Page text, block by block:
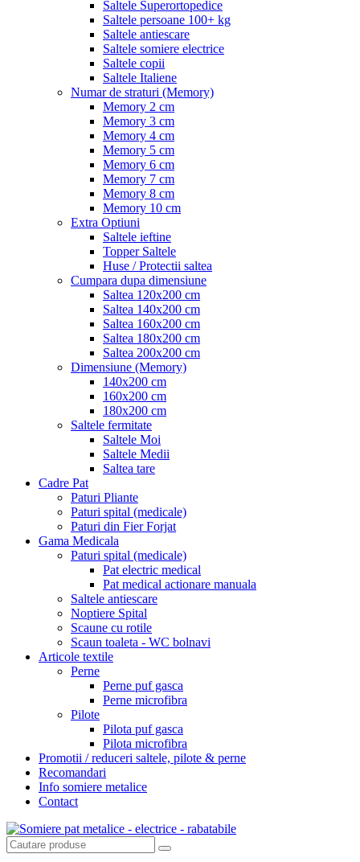
Saltele Superortopedice
Saltele persoane 100+ kg
Saltele antiescare
Saltele somiere electrice
Saltele copii
Saltele Italiene
Numar de straturi (Memory)
Memory 2 cm
Memory 3 cm
Memory 4 cm
Memory 5 cm
Memory 6 cm
Memory 7 cm
Memory 8 cm
Memory 10 cm
Extra Optiuni
Saltele ieftine
Topper Saltele
Huse / Protectii saltea
Cumpara dupa dimensiune
Saltea 120x200 cm
Saltea 140x200 cm
Saltea 160x200 cm
Saltea 180x200 cm
Saltea 200x200 cm
Dimensiune (Memory)
140x200 cm
160x200 cm
180x200 cm
Saltele fermitate
Saltele Moi
Saltele Medii
Saltea tare
Cadre Pat
Paturi Pliante
Paturi spital (medicale)
Paturi din Fier Forjat
Gama Medicala
Paturi spital (medicale)
Pat electric medical
Pat medical actionare manuala
Saltele antiescare
Noptiere Spital
Scaune cu rotile
Scaun toaleta - WC bolnavi
Articole textile
Perne
Perne puf gasca
Perne microfibra
Pilote
Pilota puf gasca
Pilota microfibra
Promotii / reduceri saltele, pilote & perne
Recomandari
Info somiere metalice
Contact